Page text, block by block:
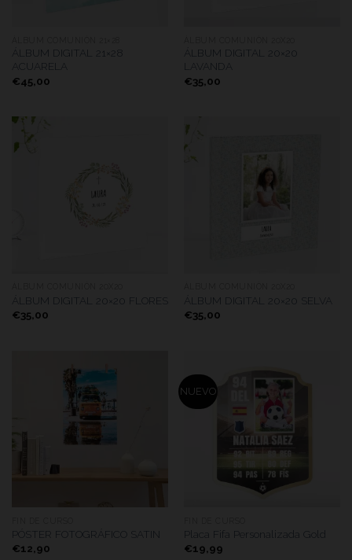
ÁLBUM DIGITAL 21×28
ACUARELA
€45,00
ÁLBUM DIGITAL 20×20
LAVANDA
€35,00
ÁLBUM DIGITAL 20×20 FLORES
€35,00
ÁLBUM DIGITAL 20×20 SELVA
€35,00
PÓSTER FOTOGRÁFICO SATIN
€12,90
NUEVO
Placa Fifa Personalizada Gold
€19,99